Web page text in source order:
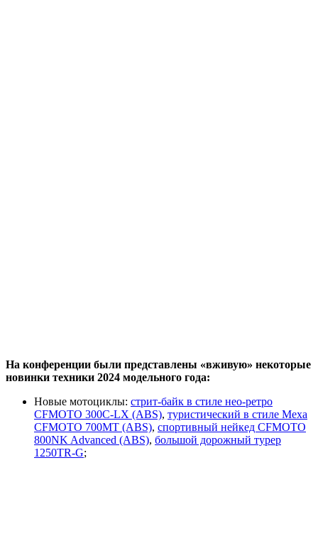
На конференции были представлены «вживую» некоторые
новинки техники 2024 модельного года:
Новые мотоциклы: стрит-байк в стиле нео-ретро
CFMOTO 300C-LX (ABS), туристический в стиле Меха
CFMOTO 700MT (ABS), спортивный нейкед CFMOTO
800NK Advanced (ABS), большой дорожный турер
1250TR-G;